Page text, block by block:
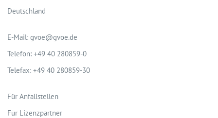
Deutschland
E-Mail: gvoe@gvoe.de
Telefon: +49 40 280859-0
Telefax: +49 40 280859-30
Für Anfallstellen
Für Lizenzpartner